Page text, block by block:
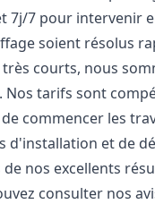
7j/7 pour intervenir
soient résolus
courts, nous
Nos tarifs sont
commencer les
d'installation et de
nos excellents
consulter nos